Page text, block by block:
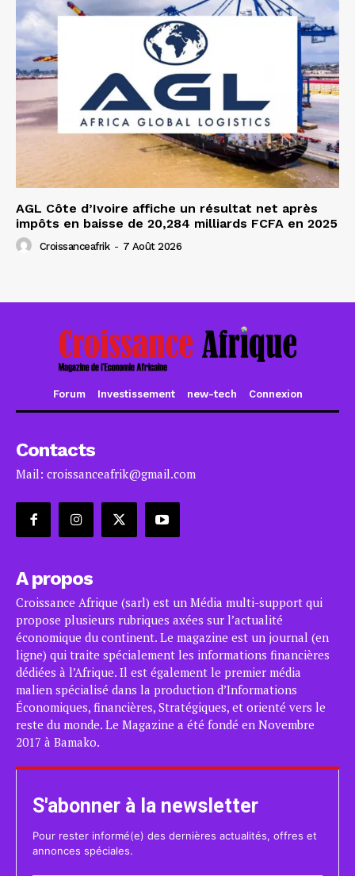
AGL Côte d’Ivoire affiche un résultat net après
impôts en baisse de 20,284 milliards FCFA en 2025
Croissanceafrik - 7 Août 2026
Forum Investissement new-tech Connexion
Contacts
Mail: croissanceafrik@gmail.com
A propos
Croissance Afrique (sarl) est un Média multi-support qui
propose plusieurs rubriques axées sur l’actualité
économique du continent. Le magazine est un journal (en
ligne) qui traite spécialement les informations financières
dédiées à l’Afrique. Il est également le premier média
malien spécialisé dans la production d’Informations
Économiques, financières, Stratégiques, et orienté vers le
reste du monde. Le Magazine a été fondé en Novembre
2017 à Bamako.
S'abonner à la newsletter
Pour rester informé(e) des dernières actualités, offres et
annonces spéciales.